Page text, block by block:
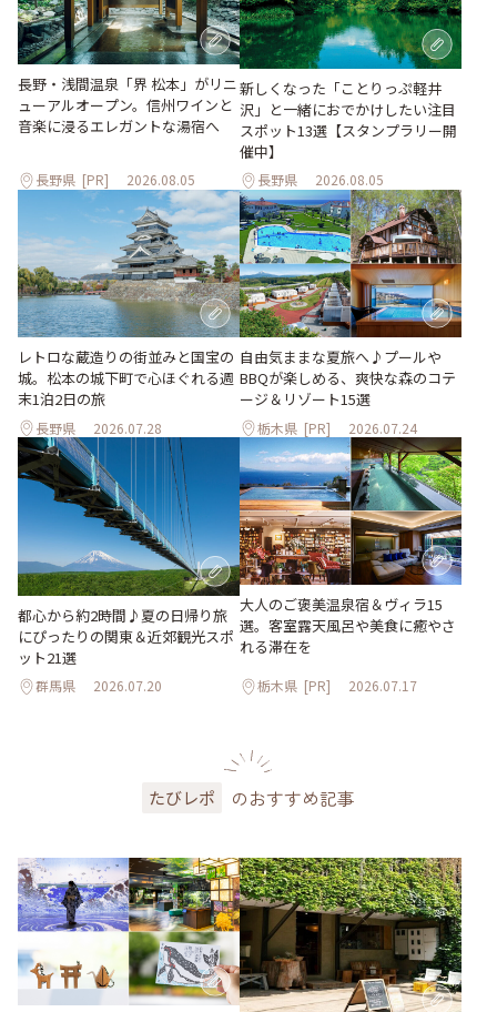
長野・浅間温泉「界 松本」がリニ
ューアルオープン。信州ワインと
音楽に浸るエレガントな湯宿へ
長野県 [PR] 2026.08.05
新しくなった「ことりっぷ軽井
沢」と一緒におでかけしたい注目
スポット13選【スタンプラリー開
催中】
長野県 2026.08.05
レトロな蔵造りの街並みと国宝の
城。松本の城下町で心ほぐれる週
末1泊2日の旅
長野県 2026.07.28
自由気ままな夏旅へ♪プールや
BBQが楽しめる、爽快な森のコテ
ージ＆リゾート15選
栃木県 [PR] 2026.07.24
都心から約2時間♪夏の日帰り旅
にぴったりの関東＆近郊観光スポ
ット21選
群馬県 2026.07.20
大人のご褒美温泉宿＆ヴィラ15
選。客室露天風呂や美食に癒やさ
れる滞在を
栃木県 [PR] 2026.07.17
たびレポ のおすすめ記事